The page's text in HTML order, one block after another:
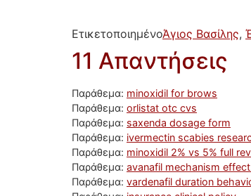
ΕτικετοποιημένοΆγιος Βασίλης,
11 Απαντήσεις
Παράθεμα: minoxidil for brows
Παράθεμα: orlistat otc cvs
Παράθεμα: saxenda dosage form
Παράθεμα: ivermectin scabies
Παράθεμα: minoxidil 2% vs 5% full
Παράθεμα: avanafil mechanism
Παράθεμα: vardenafil duration